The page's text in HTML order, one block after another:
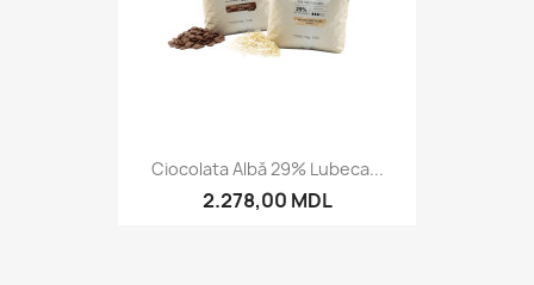
Ciocolata Albă 29% Lubeca...
2.278,00 MDL